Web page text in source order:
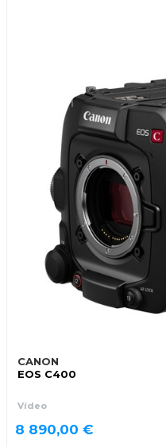
CANON
EOS C400
Vídeo
8 890,00 €